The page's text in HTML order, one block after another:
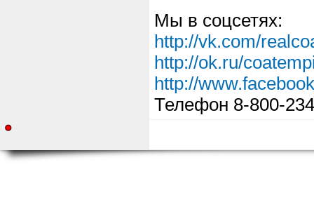
Мы в соцсетях:
http://vk.com/
http://ok.ru/
http://
Телефон 8-800-